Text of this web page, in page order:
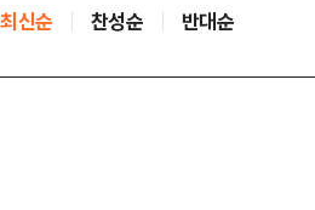
최신순 찬성순 반대순